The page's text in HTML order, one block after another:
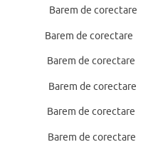
de corectare
corectare
de corectare
de corectare
corectare
corectare